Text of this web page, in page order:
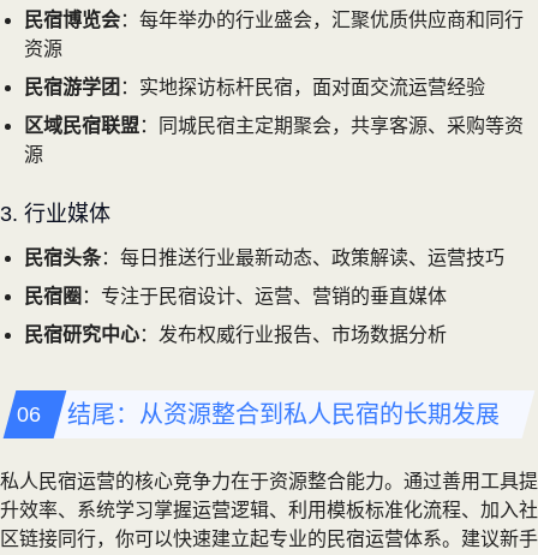
民宿博览会：每年举办的行业盛会，汇聚优质供应商和同行
资源
民宿游学团 ：实地探访标杆民宿，面对面交流运营经验
区域民宿联盟 ：同城民宿主定期聚会，共享客源、采购等资
源
3. 行业媒体
民宿头条：每日推送行业最新动态、政策解读、运营技巧
民宿圈 ：专注于民宿设计、运营、营销的垂直媒体
民宿研究中心：发布权威行业报告、市场数据分析
结尾：从资源整合到私人民宿的长期发展
私人民宿运营的核心竞争力在于资源整合能力。通过善用工具提
升效率、系统学习掌握运营逻辑、利用模板标准化流程、加入社
区链接同行，你可以快速建立起专业的民宿运营体系。建议新手